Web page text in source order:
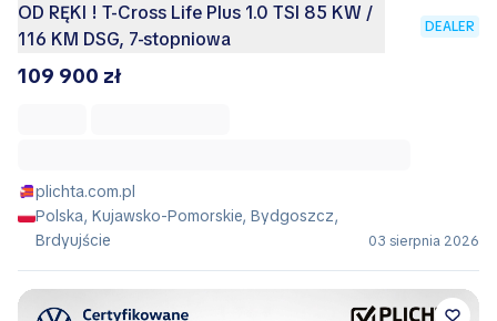
OD RĘKI ! T-Cross Life Plus 1.0 TSI 85 KW /
116 KM DSG, 7-stopniowa
DEALER
109 900 zł
plichta.com.pl
Polska, Kujawsko-Pomorskie, Bydgoszcz,
Brdyujście
03 sierpnia 2026